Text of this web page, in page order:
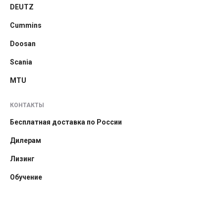
DEUTZ
Cummins
Doosan
Scania
MTU
КОНТАКТЫ
Бесплатная доставка по России
Дилерам
Лизинг
Обучение